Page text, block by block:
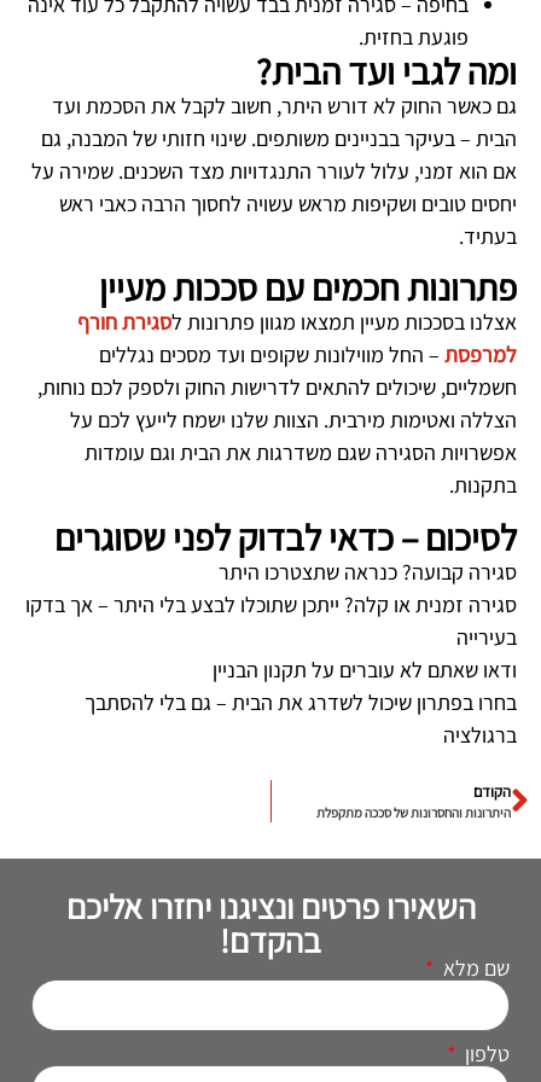
פוגעת בחזית.
ומה לגבי ועד הבית?
גם כאשר החוק לא דורש היתר, חשוב לקבל את הסכמת ועד
הבית – בעיקר בבניינים משותפים. שינוי חזותי של המבנה, גם
אם הוא זמני, עלול לעורר התנגדויות מצד השכנים. שמירה על
יחסים טובים ושקיפות מראש עשויה לחסוך הרבה כאבי ראש
בעתיד.
פתרונות חכמים עם סככות מעיין
אצלנו בסככות מעיין תמצאו מגוון פתרונות לסגירת חורף
למרפסת – החל מווילונות שקופים ועד מסכים נגללים
חשמליים, שיכולים להתאים לדרישות החוק ולספק לכם נוחות,
הצללה ואטימות מירבית. הצוות שלנו ישמח לייעץ לכם על
אפשרויות הסגירה שגם משדרגות את הבית וגם עומדות
בתקנות.
לסיכום – כדאי לבדוק לפני שסוגרים
סגירה קבועה? כנראה שתצטרכו היתר
סגירה זמנית או קלה? ייתכן שתוכלו לבצע בלי היתר – אך בדקו
בעירייה
ודאו שאתם לא עוברים על תקנון הבניין
בחרו בפתרון שיכול לשדרג את הבית – גם בלי להסתבך
ברגולציה
הקודם
היתרונות והחסרונות של סככה מתקפלת
השאירו פרטים ונציגנו יחזרו אליכם
בהקדם!
שם מלא
טלפון